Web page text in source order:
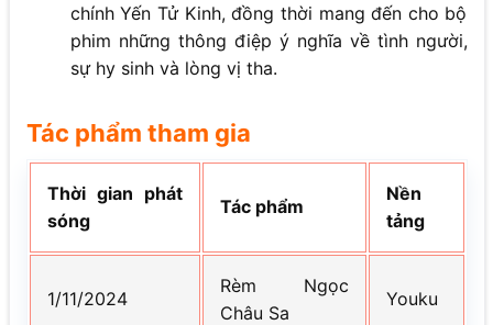
chính Yến Tử Kinh, đồng thời mang đến cho bộ
phim những thông điệp ý nghĩa về tình người,
sự hy sinh và lòng vị tha.
Tác phẩm tham gia
Thời gian phát
sóng
Tác phẩm
Nền
tảng
1/11/2024
Rèm Ngọc
Châu Sa
Youku